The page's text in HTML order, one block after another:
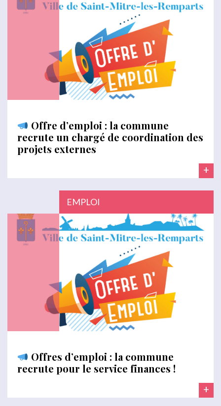
Offre d’emploi : la commune
recrute un chargé de coordination des
projets externes
+
EMPLOI
Offres d’emploi : la commune
recrute pour le service finances !
+